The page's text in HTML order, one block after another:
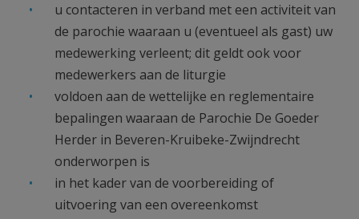
u contacteren in verband met een activiteit van
de parochie waaraan u (eventueel als gast) uw
medewerking verleent; dit geldt ook voor
medewerkers aan de liturgie
voldoen aan de wettelijke en reglementaire
bepalingen waaraan de Parochie De Goeder
Herder in Beveren-Kruibeke-Zwijndrecht
onderworpen is
in het kader van de voorbereiding of
uitvoering van een overeenkomst